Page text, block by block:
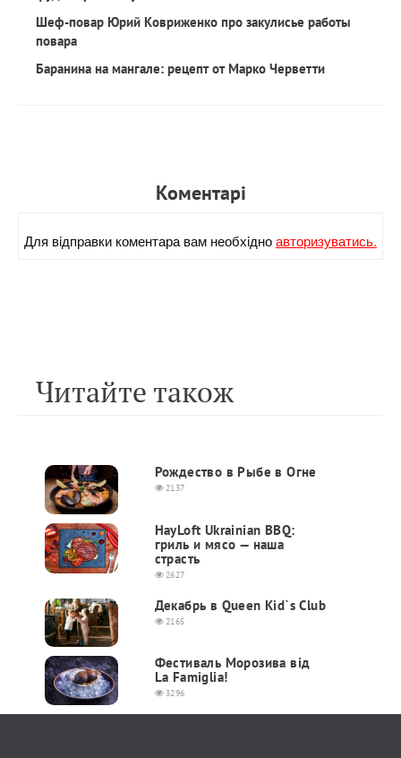
Шеф-повар Юрий Ковриженко про закулисье работы
повара
Баранина на мангале: рецепт от Марко Черветти
Коментарi
Для вiдправки коментара вам необхiдноавторизуватись.
Читайте також
Рождество в Рыбе в Огне
2137
HayLoft Ukrainian BBQ:
гриль и мясо — наша
страсть
2627
Декабрь в Queen Kid`s Club
2165
Фестиваль Морозива від
La Famiglia!
3296